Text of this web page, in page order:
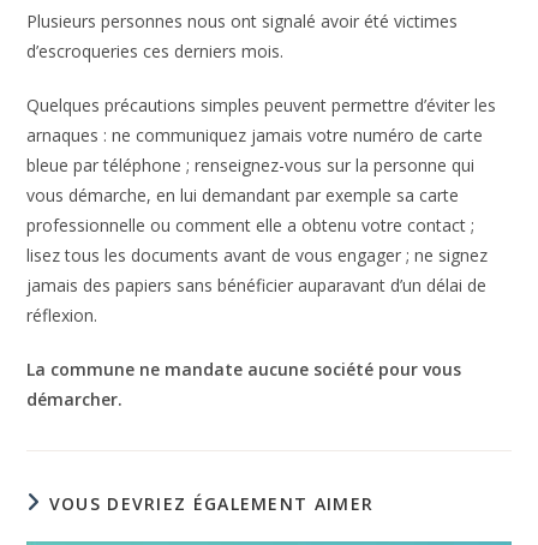
Plusieurs personnes nous ont signalé avoir été victimes
d’escroqueries ces derniers mois.
Quelques précautions simples peuvent permettre d’éviter les
arnaques : ne communiquez jamais votre numéro de carte
bleue par téléphone ; renseignez-vous sur la personne qui
vous démarche, en lui demandant par exemple sa carte
professionnelle ou comment elle a obtenu votre contact ;
lisez tous les documents avant de vous engager ; ne signez
jamais des papiers sans bénéficier auparavant d’un délai de
réflexion.
La commune ne mandate aucune société pour vous
démarcher.
VOUS DEVRIEZ ÉGALEMENT AIMER